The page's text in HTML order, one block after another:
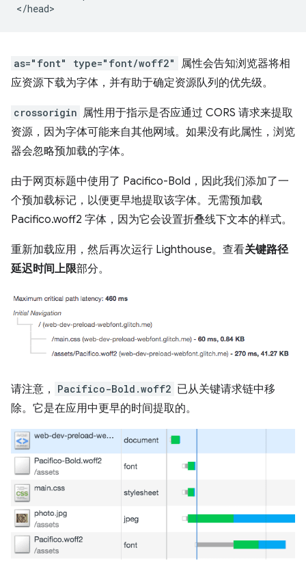
as="font" type="font/woff2"
属性会告知浏览器将相
应资源下载为字体，并有助于确定资源队列的优先级。
crossorigin 属性用于指示是否应通过 CORS 请求来提取
资源，因为字体可能来自其他网域。如果没有此属性，浏览
器会忽略预加载的字体。
由于网页标题中使用了 Pacifico-Bold，因此我们添加了一
个预加载标记，以便更早地提取该字体。无需预加载
Pacifico.woff2 字体，因为它会设置折叠线下文本的样式。
重新加载应用，然后再次运行 Lighthouse。查看关键路径
延迟时间上限部分。
请注意， Pacifico-Bold.woff2 已从关键请求链中移
除。它是在应用中更早的时间提取的。